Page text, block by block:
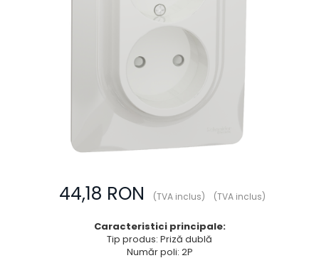
Termostate
Întrerupătoare44,18 RON (TVA inclus) (TVA inclus)
Caracteristici principale:
Tip produs: Priză dublă
Număr poli: 2P